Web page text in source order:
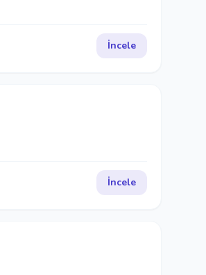
İncele
İncele